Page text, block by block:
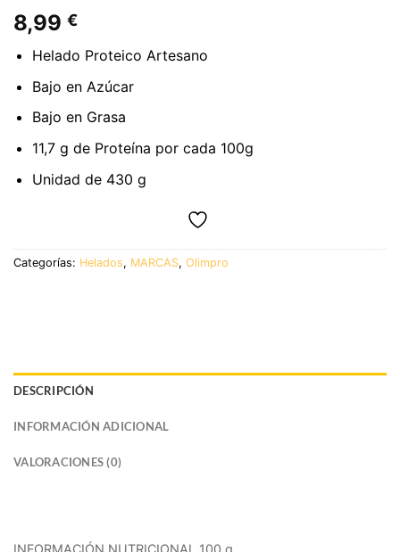
8,99 €
Helado Proteico Artesano
Bajo en Azúcar
Bajo en Grasa
11,7 g de Proteína por cada 100g
Unidad de 430 g
Categorías: Helados, MARCAS, Olimpro
DESCRIPCIÓN
INFORMACIÓN ADICIONAL
VALORACIONES (0)
INFORMACIÓN NUTRICIONAL 100 g